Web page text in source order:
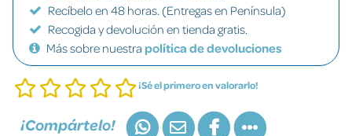
Recíbelo en 48 horas. (Entregas en Península)
Recogida y devolución en tienda gratis.
Más sobre nuestra política de devoluciones
¡Sé el primero en valorarlo!
¡Compártelo!